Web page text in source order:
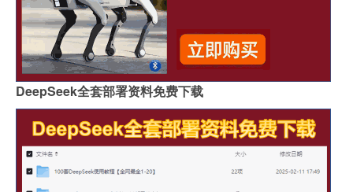
DeepSeek全套部署资料免费下载